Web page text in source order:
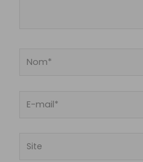
Nom*
Site